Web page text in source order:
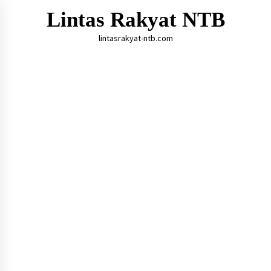
Lintas Rakyat NTB
lintasrakyat-ntb.com